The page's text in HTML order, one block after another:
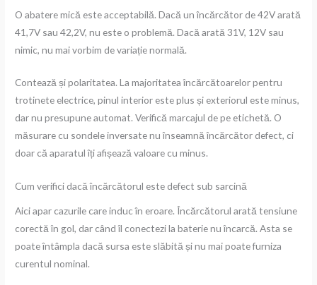
O abatere mică este acceptabilă. Dacă un încărcător de 42V arată
41,7V sau 42,2V, nu este o problemă. Dacă arată 31V, 12V sau
nimic, nu mai vorbim de variație normală.
Contează și polaritatea. La majoritatea încărcătoarelor pentru
trotinete electrice, pinul interior este plus și exteriorul este minus,
dar nu presupune automat. Verifică marcajul de pe etichetă. O
măsurare cu sondele inversate nu înseamnă încărcător defect, ci
doar că aparatul îți afișează valoare cu minus.
Cum verifici dacă încărcătorul este defect sub sarcină
Aici apar cazurile care induc în eroare. Încărcătorul arată tensiune
corectă în gol, dar când îl conectezi la baterie nu încarcă. Asta se
poate întâmpla dacă sursa este slăbită și nu mai poate furniza
curentul nominal.